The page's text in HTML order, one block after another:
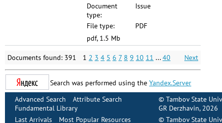
Document
type:
Issue
File type:
PDF
pdf, 1.5 Mb
Documents found: 391 1 2 3 4 5 6 7 8 9 10 11 ... 40 Next
Search was performed using the Yandex.Server
Advanced Search
Attribute Search
Fundamental Library
Last Arrivals
Most Popular Resources
© Tambov State
GR Derzhavin, 2026
© Tambov State